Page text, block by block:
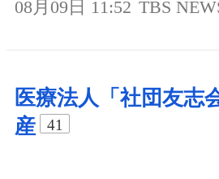
08月09日 11:52 TBS
医療法人「社団友志
産
41